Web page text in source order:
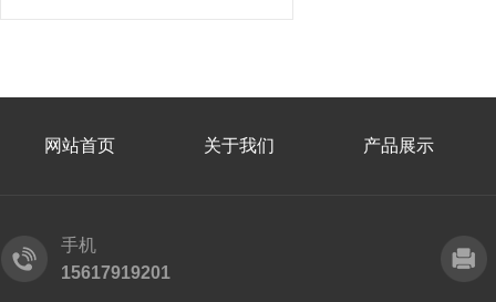
网站首页 关于我们 产品展示
手机
15617919201